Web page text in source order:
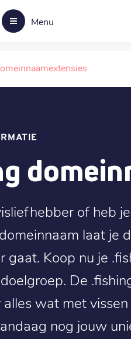
Menu
of heb
laat je
gaat. Koop nu je
De
wat met
nog jouw